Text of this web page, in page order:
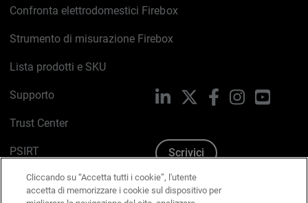
Confronta elettrodomestici Firebox
Strumento di misurazione Firebox
Lista prodotti e SKU
Supporto
Trust Center
PSIRT
Politica sui cookie
LinkedIn FacebookInstagram
Scrivici
Cliccando su “Accetta tutti i cookie”, l'utente
accetta di memorizzare i cookie sul dispositivo per